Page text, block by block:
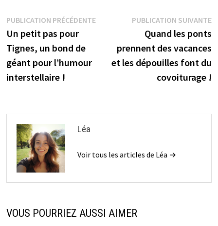
Navigation
de
l’article
PUBLICATION PRÉCÉDENTEPublication
Un petit pas pour
Tignes, un bond de
géant pour l’humour
interstellaire !
PUBLICATION SUIVANTE
Quand les ponts
prennent des vacances
et les dépouilles font du
covoiturage !
Léa
Voir tous les articles de Léa →
VOUS POURRIEZ AUSSI AIMER